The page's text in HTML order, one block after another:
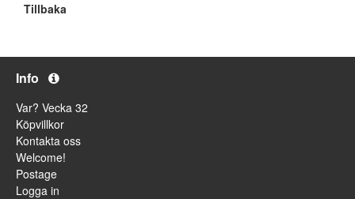
Tillbaka
Info
Var? Vecka 32
Köpvillkor
Kontakta oss
Welcome!
Postage
Logga in